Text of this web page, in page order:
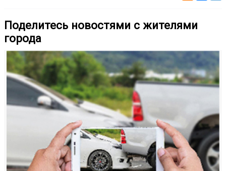
Поделитесь новостями с жителями
города